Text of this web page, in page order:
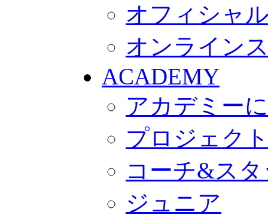
オフィシャ
オンライン
ACADEMY
アカデミー
プロジェク
コーチ&ス
ジュニア